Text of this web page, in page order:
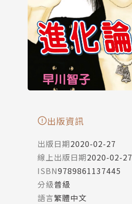
出版資訊
出版日期2020-02-27
線上出版日期2020-02-27
ISBN9789861137445
分級普級
語言繁體中文